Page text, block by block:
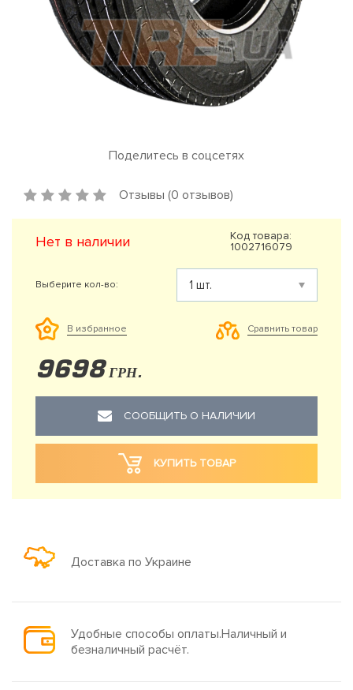
Поделитесь в соцсетях
Отзывы (0 отзывов)
Нет в наличии
Код товара:
1002716079
Выберите кол-во:
В избранное Сравнить товар
9698 ГРН.
СООБЩИТЬ О НАЛИЧИИ
КУПИТЬ ТОВАР
Доставка по Украине
Удобные способы оплаты.Наличный и
безналичный расчёт.